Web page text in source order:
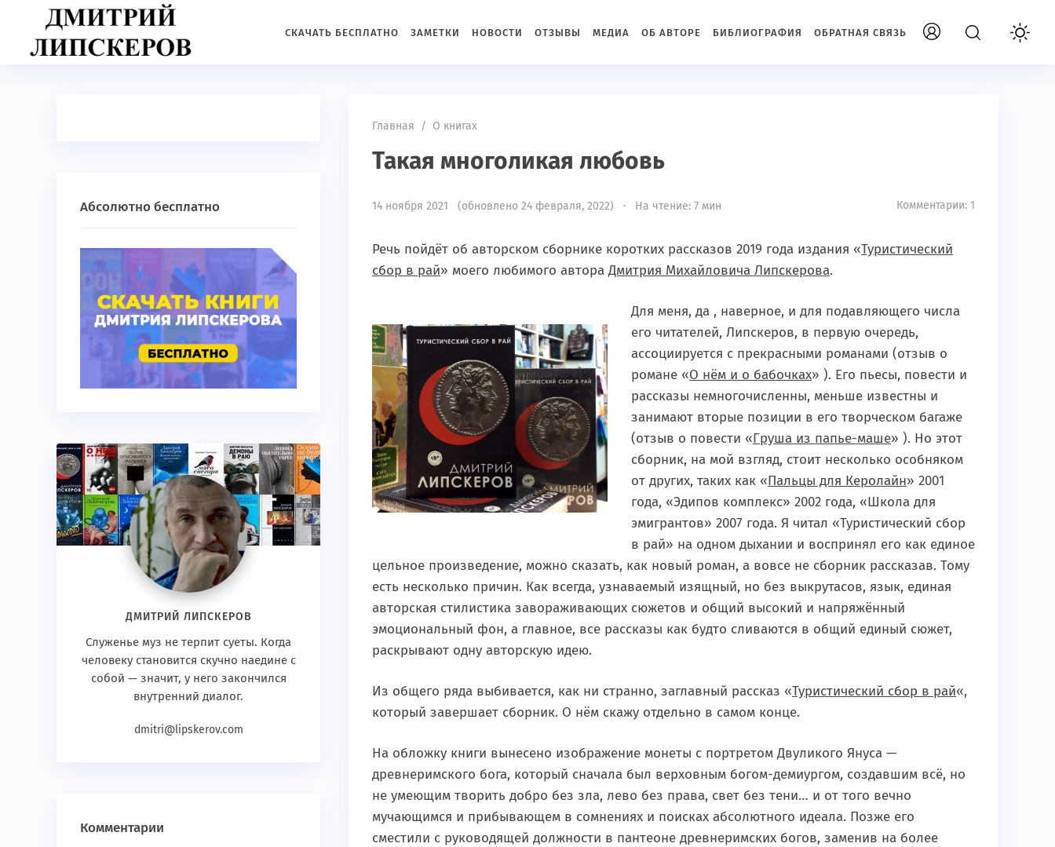
СКАЧАТЬ БЕСПЛАТНО ЗАМЕТКИ НОВОСТИ ОТЗЫВЫ МЕДИА ОБ АВТОРЕ БИБЛИОГРАФИЯ ОБРАТНАЯ СВЯЗЬ
Главная / О книгах
Такая многоликая любовь
14 ноября 2021 (обновлено 24 февраля, 2022) · На чтение: 7 мин Комментарии: 1
Речь пойдёт об авторском сборнике коротких рассказов 2019 года издания «Туристический
сбор в рай» моего любимого автораДмитрия Михайловича Липскерова.
Для меня, да , наверное, и для подавляющего числа
его читателей, Липскеров, в первую очередь,
ассоциируется с прекрасными романами (отзыв о
романе «О нём и о бабочках» ). Его пьесы, повести и
рассказы немногочисленны, меньше известны и
занимают вторые позиции в его творческом багаже
(отзыв о повести «Груша из папье-маше» ). Но этот
сборник, на мой взгляд, стоит несколько особняком
от других, таких как «Пальцы для Керолайн» 2001
года, «Эдипов комплекс» 2002 года, «Школа для
эмигрантов» 2007 года. Я читал «Туристический сбор
в рай» на одном дыхании и воспринял его как единое
цельное произведение, можно сказать, как новый роман, а вовсе не сборник рассказав. Тому
есть несколько причин. Как всегда, узнаваемый изящный, но без выкрутасов, язык, единая
авторская стилистика завораживающих сюжетов и общий высокий и напряжённый
эмоциональный фон, а главное, все рассказы как будто сливаются в общий единый сюжет,
раскрывают одну авторскую идею.
Из общего ряда выбивается, как ни странно, заглавный рассказ «Туристический сбор в рай«,
который завершает сборник. О нём скажу отдельно в самом конце.
На обложку книги вынесено изображение монеты с портретом Двуликого Януса —
древнеримского бога, который сначала был верховным богом-демиургом, создавшим всё, но
не умеющим творить добро без зла, лево без права, свет без тени… и от того вечно
мучающимся и прибывающем в сомнениях и поисках абсолютного идеала. Позже его
сместили с руководящей должности в пантеоне древнеримских богов, заменив на более
Абсолютно бесплатно
ДМИТРИЙ ЛИПСКЕРОВ
Служенье муз не терпит суеты. Когда
человеку становится скучно наедине с
собой — значит, у него закончился
внутренний диалог.
dmitri@lipskerov.com
Комментарии